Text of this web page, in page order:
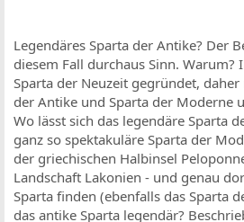
Legendäres Sparta der Antike? Der
diesem Fall durchaus Sinn. Warum?
Sparta der Neuzeit gegründet,
der Antike und Sparta der Moderne
Wo lässt sich das legendäre Sparta
ganz so spektakuläre Sparta der
der griechischen Halbinsel
Landschaft Lakonien - und genau
Sparta finden (ebenfalls das Sparta
das antike Sparta legendär?